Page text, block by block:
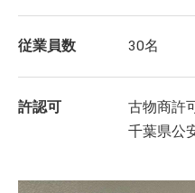
従業員数 30名
許認可
古物商許
千葉県公